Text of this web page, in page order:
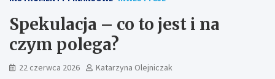
Spekulacja – co to jest i na
czym polega?
22 czerwca 2026 Katarzyna Olejniczak